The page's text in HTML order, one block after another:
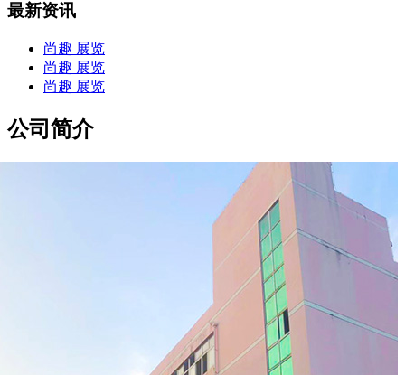
最新资讯
尚趣 展览
尚趣 展览
尚趣 展览
公司简介